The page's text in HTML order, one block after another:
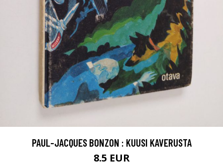
PAUL-JACQUES BONZON : KUUSI KAVERUSTA
8.5 EUR